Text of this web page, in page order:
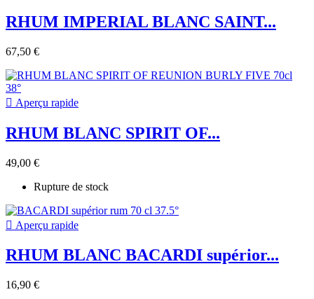
RHUM IMPERIAL BLANC SAINT...
67,50 €
 Aperçu rapide
RHUM BLANC SPIRIT OF...
49,00 €
Rupture de stock
 Aperçu rapide
RHUM BLANC BACARDI supérior...
16,90 €